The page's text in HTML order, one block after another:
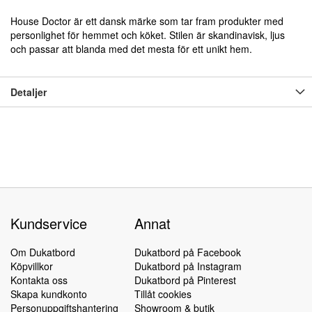
House Doctor är ett dansk märke som tar fram produkter med
personlighet för hemmet och köket. Stilen är skandinavisk, ljus
och passar att blanda med det mesta för ett unikt hem.
Detaljer
Kundservice
Om Dukatbord
Köpvillkor
Kontakta oss
Skapa kundkonto
Personuppgiftshantering
Annat
Dukatbord på Facebook
Dukatbord på Instagram
Dukatbord på Pinterest
Tillåt cookies
Showroom & butik